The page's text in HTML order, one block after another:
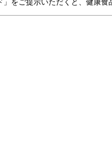
」をご提示いただくと、健康食